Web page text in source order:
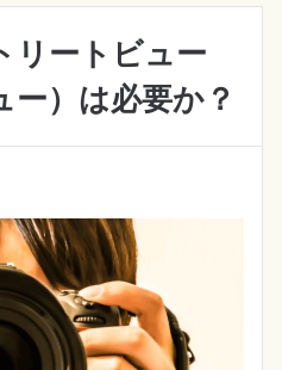
リートビュー
ー）は必要か？